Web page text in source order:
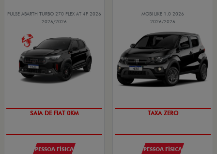
PULSE ABARTH TURBO 270 FLEX AT 4P 2026
2026/2026
PESSOA FÍSICA
MOBI LIKE 1.0 2026
2026/2026
PESSOA FÍSICA